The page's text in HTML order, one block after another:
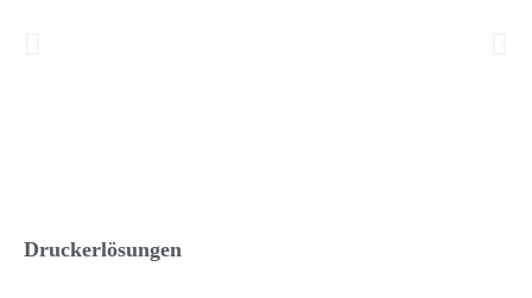
Druckerlösungen